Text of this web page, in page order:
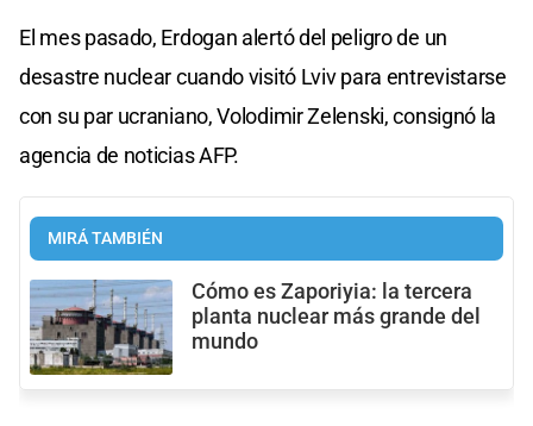
El mes pasado, Erdogan alertó del peligro de un
desastre nuclear cuando visitó Lviv para entrevistarse
con su par ucraniano, Volodimir Zelenski, consignó la
agencia de noticias AFP.
MIRÁ TAMBIÉN
Cómo es Zaporiyia: la tercera
planta nuclear más grande del
mundo